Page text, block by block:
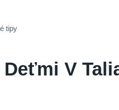
tipy
V